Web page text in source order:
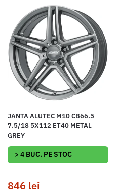
JANTA ALUTEC M10 CB66.5
7.5/18 5X112 ET40 METAL
GREY
> 4 BUC. PE STOC
846 lei